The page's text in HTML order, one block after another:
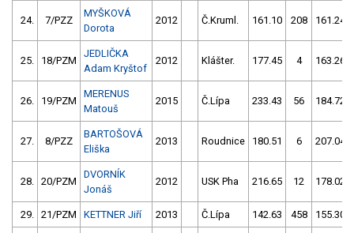
24. 7/PZZ
MYŠKOVÁ
Dorota
2012 Č.Kruml. 161.10 208 161.24
25. 18/PZM
JEDLIČKA
Adam Kryštof
2012 Klášter. 177.45 4 163.26
26. 19/PZM
MERENUS
Matouš
2015 Č.Lípa 233.43 56 184.72
27. 8/PZZ
BARTOŠOVÁ
Eliška
2013 Roudnice 180.51 6 207.04
28. 20/PZM
DVORNÍK
Jonáš
2012 USK Pha 216.65 12 178.02
29. 21/PZM KETTNER Jiří 2013 Č.Lípa 142.63 458 155.30